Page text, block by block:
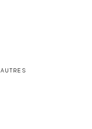
AUTRES